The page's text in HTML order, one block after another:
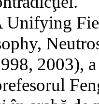
Unifying
2003),